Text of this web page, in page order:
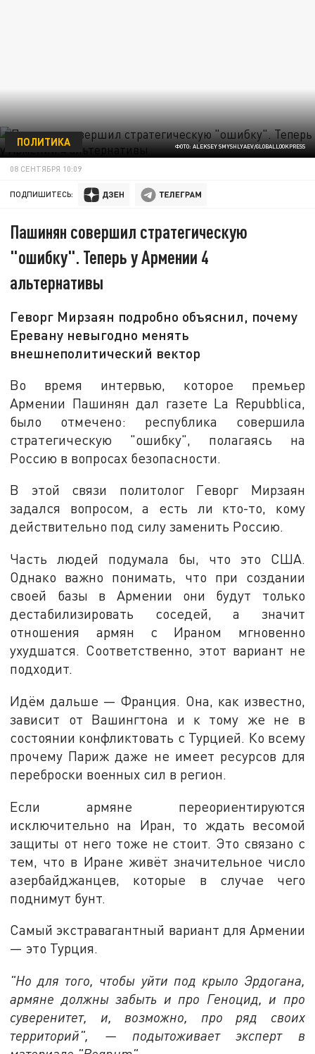
ФОТО: ALEKSEY SMYSHLYAEV/GLOBALLOOKPRESS
ПОЛИТИКА
08 СЕНТЯБРЯ 10:09
ПОДПИШИТЕСЬ:
Пашинян совершил стратегическую
"ошибку". Теперь у Армении 4
альтернативы
Геворг Мирзаян подробно объяснил, почему
Еревану невыгодно менять
внешнеполитический вектор
Во время интервью, которое премьер
Армении Пашинян дал газете La Repubblica,
было отмечено: республика совершила
стратегическую "ошибку", полагаясь на
Россию в вопросах безопасности.
В этой связи политолог Геворг Мирзаян
задался вопросом, а есть ли кто-то, кому
действительно под силу заменить Россию.
Часть людей подумала бы, что это США.
Однако важно понимать, что при создании
своей базы в Армении они будут только
дестабилизировать соседей, а значит
отношения армян с Ираном мгновенно
ухудшатся. Соответственно, этот вариант не
подходит.
Идём дальше — Франция. Она, как известно,
зависит от Вашингтона и к тому же не в
состоянии конфликтовать с Турцией. Ко всему
прочему Париж даже не имеет ресурсов для
переброски военных сил в регион.
Если армяне переориентируются
исключительно на Иран, то ждать весомой
защиты от него тоже не стоит. Это связано с
тем, что в Иране живёт значительное число
азербайджанцев, которые в случае чего
поднимут бунт.
Самый экстравагантный вариант для Армении
— это Турция.
"Но для того, чтобы уйти под крыло Эрдогана,
армяне должны забыть и про Геноцид, и про
суверенитет, и, возможно, про ряд своих
территорий", — подытоживает эксперт в